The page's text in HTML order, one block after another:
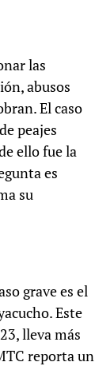
las
abusos
El caso
peajes
ello fue la
es
su
grave es el
Este
lleva más
reporta un